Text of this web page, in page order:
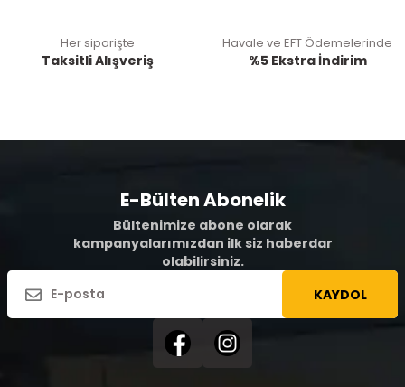
Her siparişte
Taksitli Alışveriş
Havale ve EFT Ödemelerinde
%5 Ekstra İndirim
E-Bülten Abonelik
Bültenimize abone olarak
kampanyalarımızdan ilk siz haberdar
olabilirsiniz.
KAYDOL